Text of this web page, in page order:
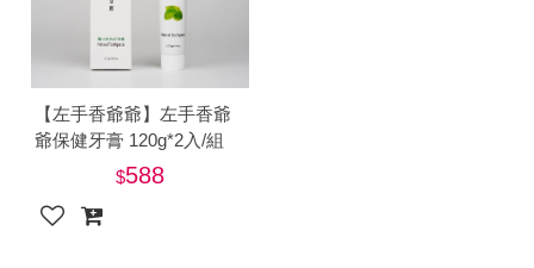
【左手香爺爺】左手香爺
爺保健牙膏 120g*2入/組
588